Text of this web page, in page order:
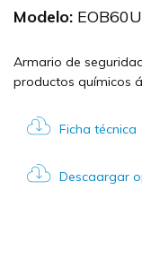
Modelo:
Armario de
productos químicos
Ficha técnica
Descaargar